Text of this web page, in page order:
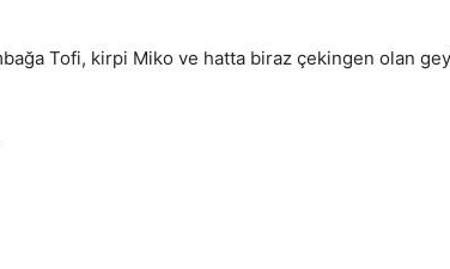
Tofi, kirpi Miko ve hatta biraz çekingen olan